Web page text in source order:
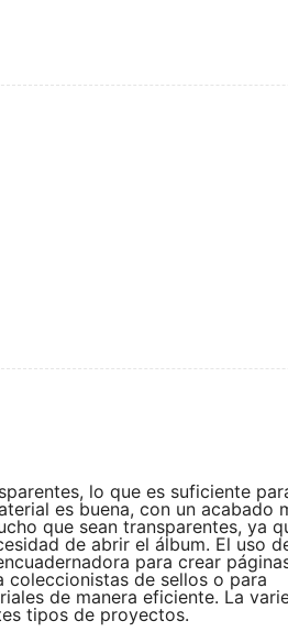
lo que es suficiente
es buena, con un acabado
que sean transparentes, ya
de abrir el álbum. El uso
para crear
coleccionistas de sellos o para
de manera eficiente. La
tipos de proyectos.